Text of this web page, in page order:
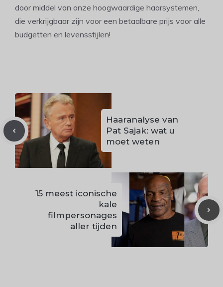
door middel van onze hoogwaardige haarsystemen,
die verkrijgbaar zijn voor een betaalbare prijs voor alle
budgetten en levensstijlen!
Haaranalyse van
Pat Sajak: wat u
moet weten
15 meest iconische
kale
filmpersonages
aller tijden